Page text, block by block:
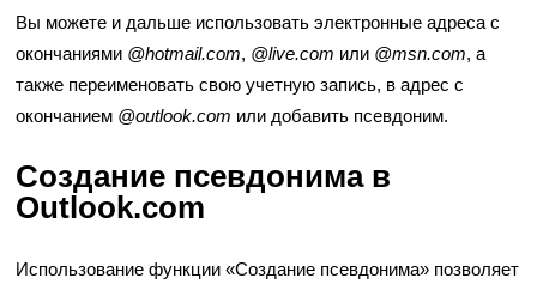
Вы можете и дальше использовать электронные адреса с
окончаниями @hotmail.com, @live.com или @msn.com, а
также переименовать свою учетную запись, в адрес с
окончанием @outlook.com или добавить псевдоним.
Создание псевдонима в
Outlook.com
Использование функции «Создание псевдонима» позволяет